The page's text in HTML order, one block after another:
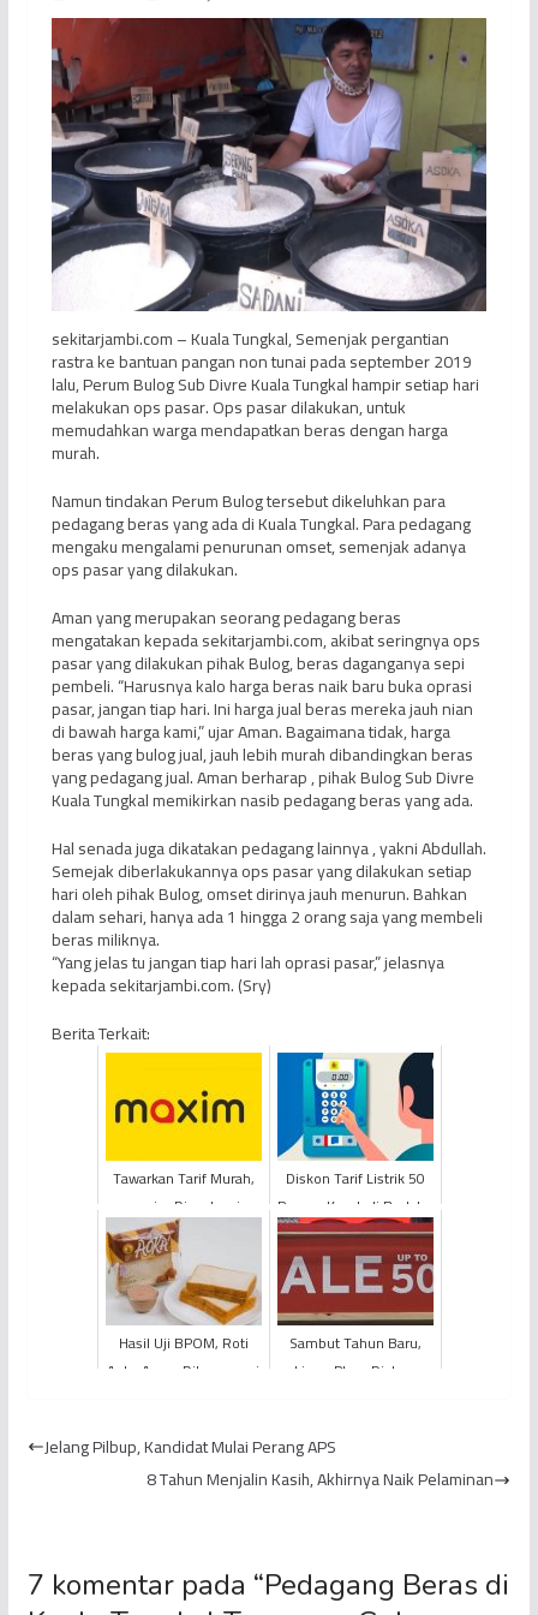
sekitarjambi.com – Kuala Tungkal, Semenjak pergantian
rastra ke bantuan pangan non tunai pada september 2019
lalu, Perum Bulog Sub Divre Kuala Tungkal hampir setiap hari
melakukan ops pasar. Ops pasar dilakukan, untuk
memudahkan warga mendapatkan beras dengan harga
murah.
Namun tindakan Perum Bulog tersebut dikeluhkan para
pedagang beras yang ada di Kuala Tungkal. Para pedagang
mengaku mengalami penurunan omset, semenjak adanya
ops pasar yang dilakukan.
Aman yang merupakan seorang pedagang beras
mengatakan kepada sekitarjambi.com, akibat seringnya ops
pasar yang dilakukan pihak Bulog, beras daganganya sepi
pembeli. “Harusnya kalo harga beras naik baru buka oprasi
pasar, jangan tiap hari. Ini harga jual beras mereka jauh nian
di bawah harga kami,” ujar Aman. Bagaimana tidak, harga
beras yang bulog jual, jauh lebih murah dibandingkan beras
yang pedagang jual. Aman berharap , pihak Bulog Sub Divre
Kuala Tungkal memikirkan nasib pedagang beras yang ada.
Hal senada juga dikatakan pedagang lainnya , yakni Abdullah.
Semejak diberlakukannya ops pasar yang dilakukan setiap
hari oleh pihak Bulog, omset dirinya jauh menurun. Bahkan
dalam sehari, hanya ada 1 hingga 2 orang saja yang membeli
beras miliknya.
“Yang jelas tu jangan tiap hari lah oprasi pasar,” jelasnya
kepada sekitarjambi.com. (Sry)
Berita Terkait:
Tawarkan Tarif Murah,
maxim Dievaluasi
Diskon Tarif Listrik 50
Persen Kembali Berlaku
Juni 2025
Hasil Uji BPOM, Roti
Aoka Aman Dikonsumsi
Sambut Tahun Baru,
Lippo Plaza Diskon
Jelang Pilbup, Kandidat Mulai Perang APS
8 Tahun Menjalin Kasih, Akhirnya Naik Pelaminan
7 komentar pada “Pedagang Beras di